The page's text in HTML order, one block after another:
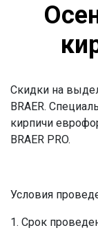
Скидки на
BRAER.
кирпичи
BRAER PRO.
Условия
1. Срок